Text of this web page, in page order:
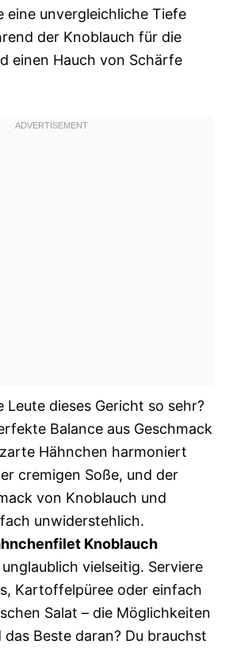
eine unvergleichliche Tiefe
der Knoblauch für die
einen Hauch von Schärfe
Leute dieses Gericht so sehr?
Balance aus Geschmack
Hähnchen harmoniert
cremigen Soße, und der
von Knoblauch und
unwiderstehlich.
Knoblauch
unglaublich vielseitig. Serviere
Kartoffelpüree oder einfach
Salat – die Möglichkeiten
Beste daran? Du brauchst